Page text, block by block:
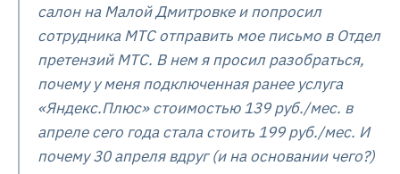
салон на Малой Дмитровке и попросил
сотрудника МТС отправить мое письмо в Отдел
претензий МТС. В нем я просил разобраться,
почему у меня подключенная ранее услуга
«Яндекс.Плюс» стоимостью 139 руб./мес. в
апреле сего года стала стоить 199 руб./мес. И
почему 30 апреля вдруг (и на основании чего?)